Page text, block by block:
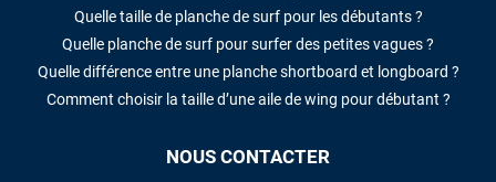
Quelle taille de planche de surf pour les débutants ?
Quelle planche de surf pour surfer des petites vagues ?
Quelle différence entre une planche shortboard et longboard ?
Comment choisir la taille d’une aile de wing pour débutant ?
NOUS CONTACTER